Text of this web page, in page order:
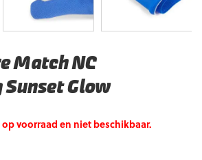
Match NC
Sunset Glow
voorraad en niet beschikbaar.